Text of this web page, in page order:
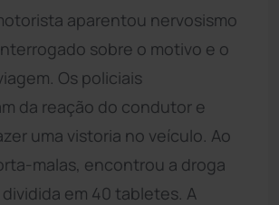
aparentou nervosismo
sobre o motivo e o
Os policiais
da reação do condutor e
uma vistoria no veículo. Ao
malas, encontrou a droga
em 40 tabletes. A